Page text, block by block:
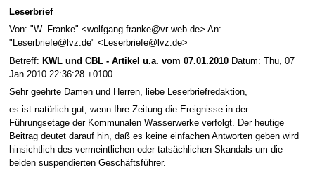
Navigation
Suche
Leserbrief
Von: "W. Franke" <wolfgang.franke@vr-web.de> An:
"Leserbriefe@lvz.de" <Leserbriefe@lvz.de>
Betreff: KWL und CBL - Artikel u.a. vom 07.01.2010Datum: Thu, 07
Jan 2010 22:36:28 +0100
Sehr geehrte Damen und Herren, liebe Leserbriefredaktion,
es ist natürlich gut, wenn Ihre Zeitung die Ereignisse in der
Führungsetage der Kommunalen Wasserwerke verfolgt. Der heutige
Beitrag deutet darauf hin, daß es keine einfachen Antworten geben wird
hinsichtlich des vermeintlichen oder tatsächlichen Skandals um die
beiden suspendierten Geschäftsführer.